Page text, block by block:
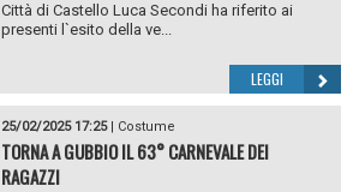
Città di Castello Luca Secondi ha riferito ai
presenti l`esito della ve...
LEGGI
25/02/2025 17:25| Costume
TORNA A GUBBIO IL 63° CARNEVALE DEI
RAGAZZI